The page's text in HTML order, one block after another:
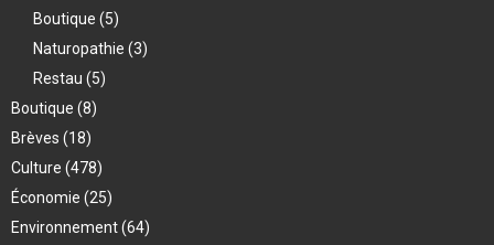
Boutique (5)
Naturopathie (3)
Restau (5)
Boutique (8)
Brèves (18)
Culture (478)
Économie (25)
Environnement(64)